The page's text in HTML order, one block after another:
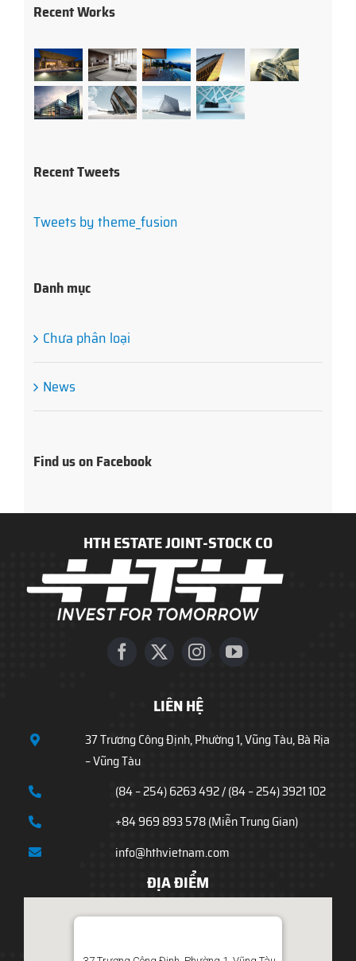
Recent Works
Recent Tweets
Tweets by theme_fusion
Danh mục
Chưa phân loại
News
Find us on Facebook
HTH ESTATE JOINT-STOCK CO
LIÊN HỆ
37 Trương Công Định, Phường 1, Vũng Tàu, Bà Rịa
– Vũng Tàu
(84 – 254) 6263 492 / (84 – 254) 3921 102
+84 969 893 578 (Miễn Trung Gian)
info@hthvietnam.com
ĐỊA ĐIỂM